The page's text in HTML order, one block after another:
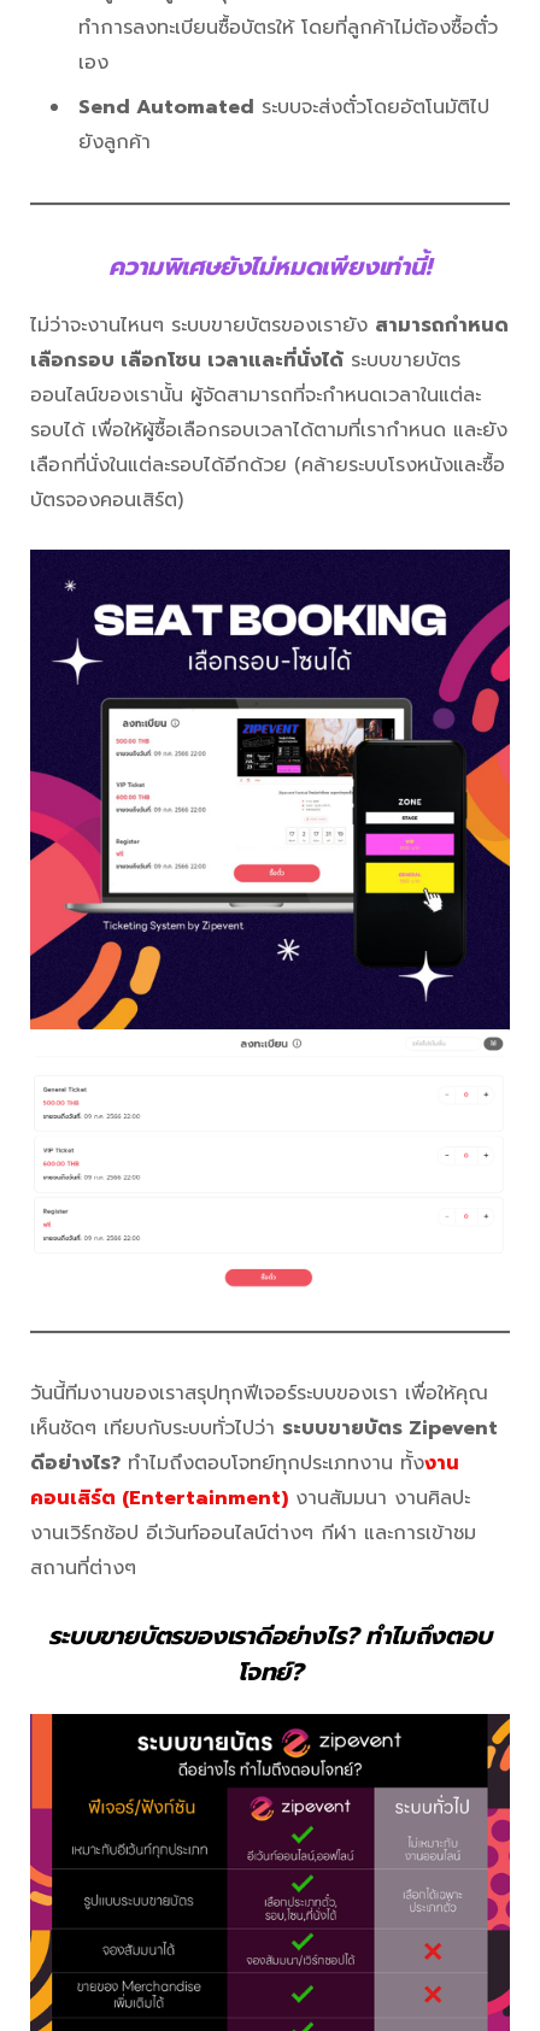
ทำการลงทะเบียนซื้อบัตรให้ โดยที่ลูกค้าไม่ต้องซื้อตั๋ว
เอง
Send Automated ระบบจะส่งตั๋วโดยอัตโนมัติไป
ยังลูกค้า
ความพิเศษยังไม่หมดเพียงเท่านี้!
ไม่ว่าจะงานไหนๆ ระบบขายบัตรของเรายัง สามารถกำหนด
เลือกรอบ เลือกโซน เวลาและที่นั่งได้ ระบบขายบัตร
ออนไลน์ของเรานั้น ผู้จัดสามารถที่จะกำหนดเวลาในแต่ละ
รอบได้ เพื่อให้ผู้ซื้อเลือกรอบเวลาได้ตามที่เรากำหนด และยัง
เลือกที่นั่งในแต่ละรอบได้อีกด้วย (คล้ายระบบโรงหนังและซื้อ
บัตรจองคอนเสิร์ต)
วันนี้ทีมงานของเราสรุปทุกฟีเจอร์ระบบของเรา เพื่อให้คุณ
เห็นชัดๆ เทียบกับระบบทั่วไปว่า ระบบขายบัตร Zipevent
ดีอย่างไร? ทำไมถึงตอบโจทย์ทุกประเภทงาน ทั้งงาน
คอนเสิร์ต (Entertainment) งานสัมมนา งานศิลปะ
งานเวิร์กช้อป อีเว้นท์ออนไลน์ต่างๆ กีฬา และการเข้าชม
สถานที่ต่างๆ
ระบบขายบัตรของเราดีอย่างไร? ทำไมถึงตอบ
โจทย์?